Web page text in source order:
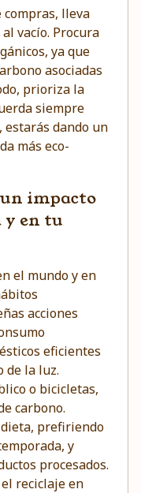
compras, lleva
vacío. Procura
ya que
asociadas
prioriza la
siempre
estarás dando un
más eco-
impacto
y en tu
el mundo y en
acciones
eficientes
de la luz.
o bicicletas,
carbono.
prefiriendo
y
procesados.
reciclaje en